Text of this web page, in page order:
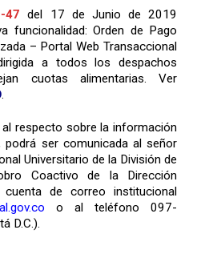
47 del 17 de Junio de 2019
funcionalidad: Orden de Pago
– Portal Web Transaccional
a todos los despachos
cuotas alimentarias. Ver
.
al respecto sobre la información
podrá ser comunicada al señor
Universitario de la División de
Coactivo de la Dirección
de correo institucional
o al teléfono 097-
D.C.).